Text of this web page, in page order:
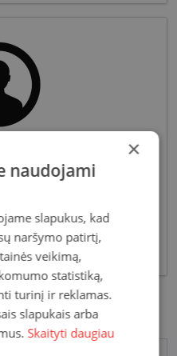
bei solidžios
prie įvairių vyriškų
bei puikių
skirti nešiojimui
×
naudojami
slapukus, kad
naršymo patirtį,
veikimą,
statistiką,
turinį ir reklamas.
slapukais arba
Skaityti daugiau